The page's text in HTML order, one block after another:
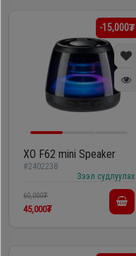
-15,000₮
XO F62 mini Speaker
#2402238
Зээл судлуулах
60,000₮
45,000₮